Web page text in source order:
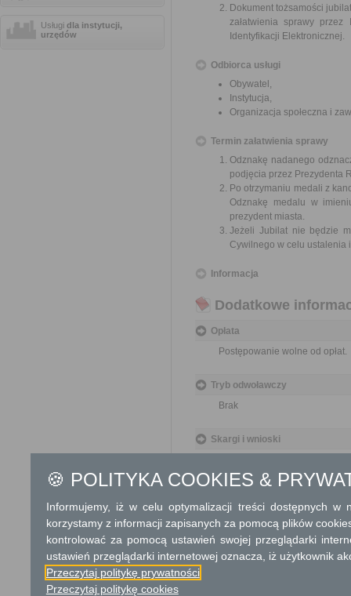
Usługi dla instytucji,
urzędów
Dokument tożsamości
załatwienia sprawy przez
Identyfikacji Elektronicznej.
Odbiorca usługi
Obywatel,
Instytucja,
Organizacja społeczna i
Termin załatwienia sprawy
Odznakę nadanego
podjęcia przez Prezydenta
Po otrzymaniu medali z
Odznakę medalu w
prezydent miasta.
Jeżeli Jubilat nie będzie
Cywilnego w celu ustalenia
Informacja
Dodatkowe
Opłata
Postępowanie wolne od opłat.
Tryb odwoławczy
Brak
Skargi i wnioski
naruszenie praworządności lub
zapobieganie nadużyciom,
Organ właściwy dla
miesiąca.
🍪 POLITYKA COOKIES &
Informujemy, iż w celu optymalizacji treści dostępnych w
korzystamy z informacji zapisanych za pomocą plików
kontrolować za pomocą ustawień swojej przeglądarki
ustawień przeglądarki internetowej oznacza, iż użytkownik
Przeczytaj politykę prywatności
Przeczytaj politykę cookies